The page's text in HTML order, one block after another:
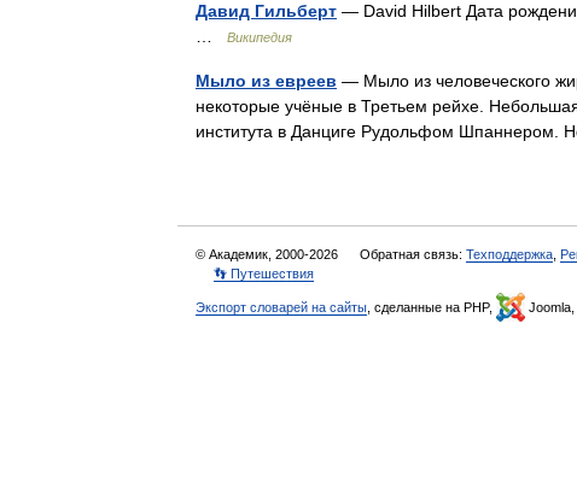
Давид Гильберт — David Hilbert Дата
Википедия
Мыло из евреев — Мыло из человеческого
некоторые учёные в Третьем рейхе.
института в Данциге Рудольфом Шпаннером.
© Академик, 2000-2026 Обратная связь: Техподдержка
👣 Путешествия
Экспорт словарей на сайты , сделанные на PHP, Joomla,